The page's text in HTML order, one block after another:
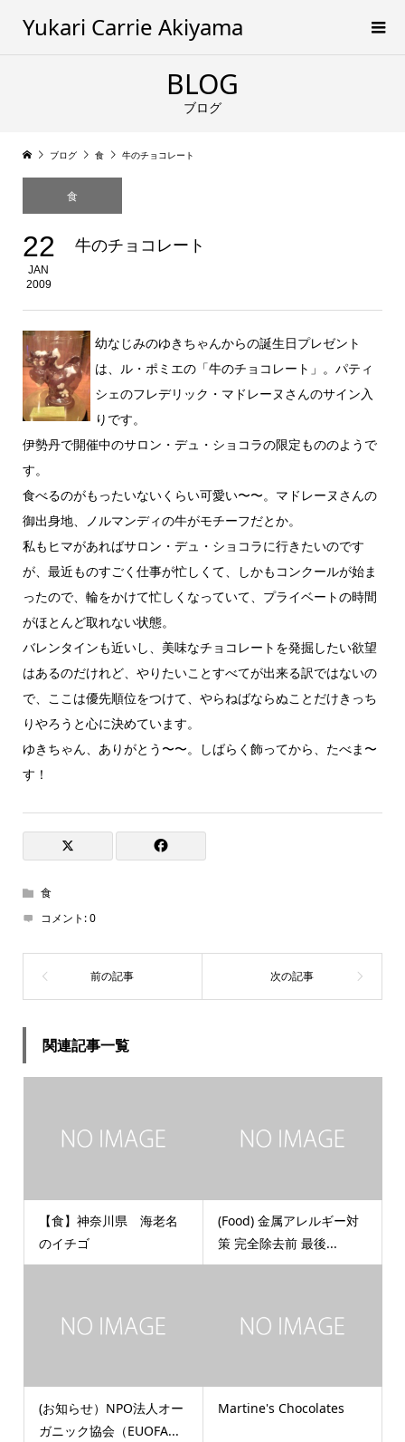
Yukari Carrie Akiyama
BLOG
ブログ
ブログ 食 牛のチョコレート
食
22
JAN
2009
牛のチョコレート
幼なじみのゆきちゃんからの誕生日プレゼント
は、ル・ポミエの「牛のチョコレート」。パティ
シェのフレデリック・マドレーヌさんのサイン入
りです。
伊勢丹で開催中のサロン・デュ・ショコラの限定もののようで
す。
食べるのがもったいないくらい可愛い〜〜。マドレーヌさんの
御出身地、ノルマンディの牛がモチーフだとか。
私もヒマがあればサロン・デュ・ショコラに行きたいのです
が、最近ものすごく仕事が忙しくて、しかもコンクールが始ま
ったので、輪をかけて忙しくなっていて、プライベートの時間
がほとんど取れない状態。
バレンタインも近いし、美味なチョコレートを発掘したい欲望
はあるのだけれど、やりたいことすべてが出来る訳ではないの
で、ここは優先順位をつけて、やらねばならぬことだけきっち
りやろうと心に決めています。
ゆきちゃん、ありがとう〜〜。しばらく飾ってから、たべま〜
す！
食
コメント:0
関連記事一覧
【食】神奈川県 海老名
のイチゴ
(Food) 金属アレルギー対
策 完全除去前 最後...
(お知らせ）NPO法人オー
ガニック協会（EUOFA...
Martine's Chocolates